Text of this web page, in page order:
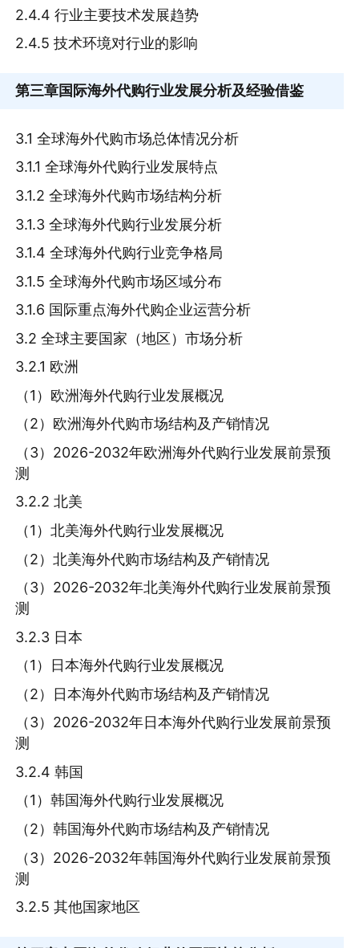
2.4.4 行业主要技术发展趋势
2.4.5 技术环境对行业的影响
第三章国际海外代购行业发展分析及经验借鉴
3.1 全球海外代购市场总体情况分析
3.1.1 全球海外代购行业发展特点
3.1.2 全球海外代购市场结构分析
3.1.3 全球海外代购行业发展分析
3.1.4 全球海外代购行业竞争格局
3.1.5 全球海外代购市场区域分布
3.1.6 国际重点海外代购企业运营分析
3.2 全球主要国家（地区）市场分析
3.2.1 欧洲
（1）欧洲海外代购行业发展概况
（2）欧洲海外代购市场结构及产销情况
（3）2026-2032年欧洲海外代购行业发展前景预
测
3.2.2 北美
（1）北美海外代购行业发展概况
（2）北美海外代购市场结构及产销情况
（3）2026-2032年北美海外代购行业发展前景预
测
3.2.3 日本
（1）日本海外代购行业发展概况
（2）日本海外代购市场结构及产销情况
（3）2026-2032年日本海外代购行业发展前景预
测
3.2.4 韩国
（1）韩国海外代购行业发展概况
（2）韩国海外代购市场结构及产销情况
（3）2026-2032年韩国海外代购行业发展前景预
测
3.2.5 其他国家地区